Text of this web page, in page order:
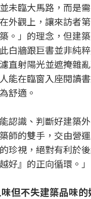
未臨大馬路，而是
外觀上，讓來訪者
。」的理念，但建
白牆跟巨書並非純
直射陽光並遮掩雜
能在臨窗入座閱讀
舒適。
認識、判斷好建築
師的雙手，交由營
珍視，絕對有利於
好』的正向循環。」
但不失建築品味的